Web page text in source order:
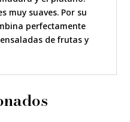
muy suaves. Por su
perfectamente
de frutas y